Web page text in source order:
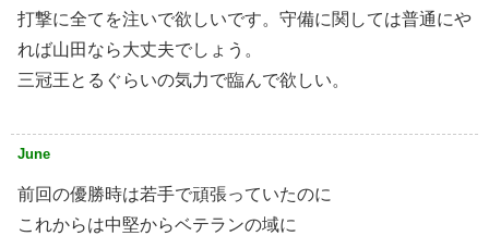
打撃に全てを注いで欲しいです。守備に関しては普通にや
れば山田なら大丈夫でしょう。
三冠王とるぐらいの気力で臨んで欲しい。
June
前回の優勝時は若手で頑張っていたのに
これからは中堅からベテランの域に